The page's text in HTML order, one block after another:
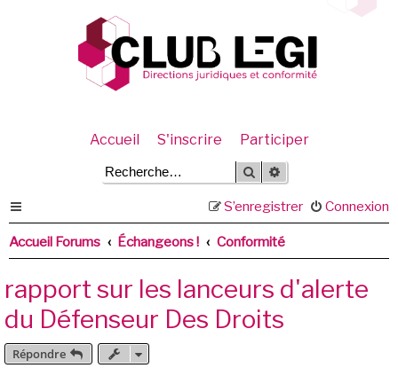
Accueil S'inscrire Participer
Rechercher
Connexion
S’enregistrer
Accueil Forums Échangeons ! Conformité
rapport sur les lanceurs d'alerte
du Défenseur Des Droits
Répondre